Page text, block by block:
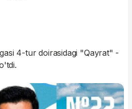
4-tur doirasidagi "Qayrat" -